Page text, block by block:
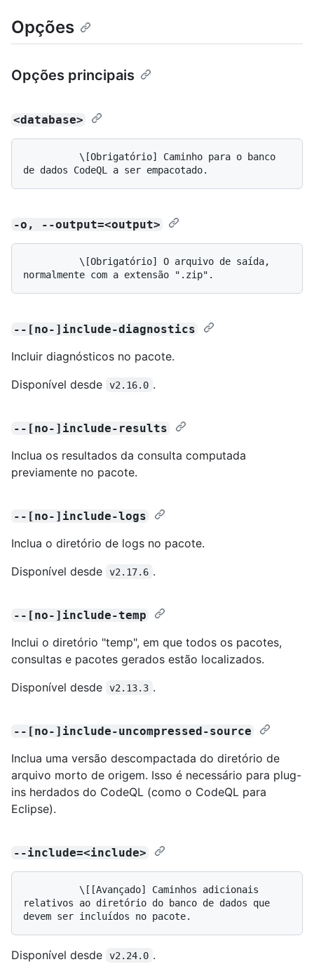
Opções
Opções principais
<database>
-o, --output=<output>
--[no-]include-diagnostics
Incluir diagnósticos no pacote.
Disponível desde
v2.16.0 .
--[no-]include-results
Inclua os resultados da consulta computada
previamente no pacote.
--[no-]include-logs
Inclua o diretório de logs no pacote.
Disponível desde
v2.17.6 .
--[no-]include-temp
Inclui o diretório "temp", em que todos os pacotes,
consultas e pacotes gerados estão localizados.
Disponível desde
v2.13.3 .
--[no-]include-uncompressed-source
Inclua uma versão descompactada do diretório de
arquivo morto de origem. Isso é necessário para plug-
ins herdados do CodeQL (como o CodeQL para
Eclipse).
--include=<include>
relativos ao diretório do banco de dados que
Disponível desde v2.24.0 .